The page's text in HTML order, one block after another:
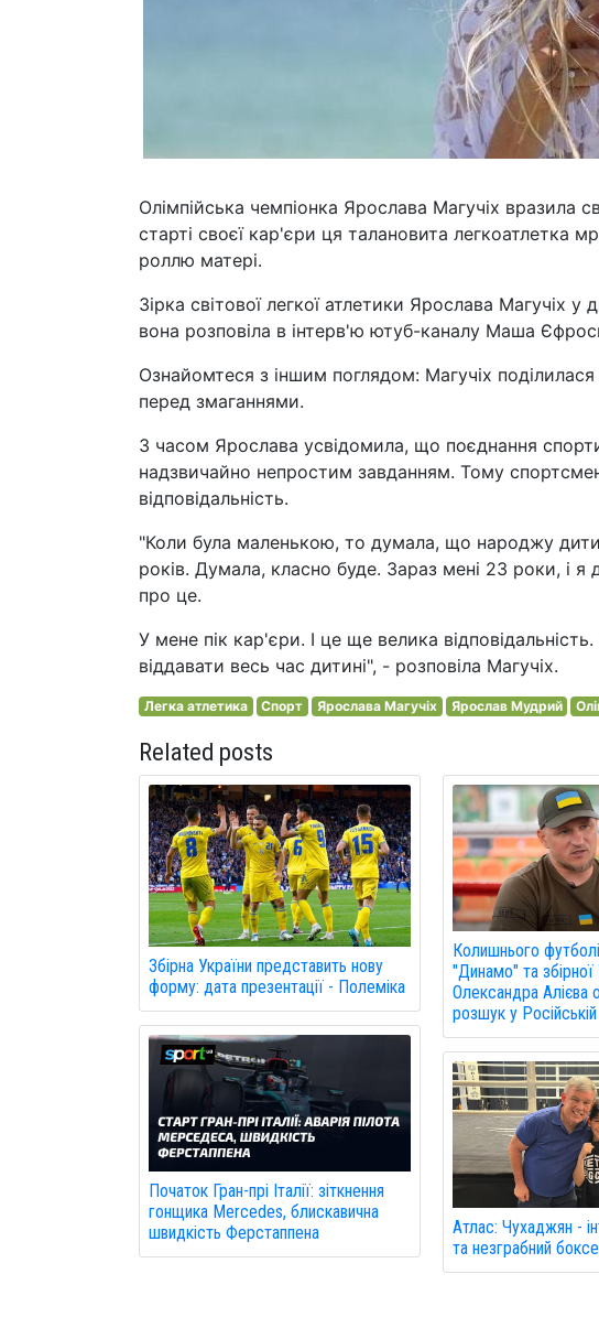
Олімпійська чемпіонка Ярослава Магучіх вразила
старті своєї кар'єри ця талановита легкоатлетка
роллю матері.
Зірка світової легкої атлетики Ярослава Магучіх
вона розповіла в інтерв'ю ютуб-каналу Маша
Ознайомтеся з іншим поглядом: Магучіх
перед змаганнями.
З часом Ярослава усвідомила, що поєднання
надзвичайно непростим завданням. Тому
відповідальність.
"Коли була маленькою, то думала, що народжу
років. Думала, класно буде. Зараз мені 23 роки, і
про це.
У мене пік кар'єри. І це ще велика
віддавати весь час дитині", - розповіла Магучіх.
Легка атлетика Спорт Ярослава Магучіх Ярослав Мудрий
Related posts
Збірна України представить нову
форму: дата презентації - Полеміка
Початок Гран-прі Італії: зіткнення
гонщика Mercedes, блискавична
швидкість Ферстаппена
Колишнього
"Динамо" та збірної
Олександра Алієва
розшук у
Атлас: Чухаджян -
та незграбний